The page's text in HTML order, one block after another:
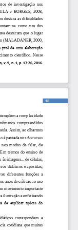
v. 9, n. 1, p. 17-26, 2016.
de  investigação  nos
e  BORGES,  2008,
destaca as dificuldades
-na  como  um  dos
destacam que o lugar
(MALADANER, 2000,
de uma elaboração
científico.  Nesse
18
a complexidade
compreendidos
Assim, ao olharmos
é pautada nos discursos
nos  modos  de  falar,  de
termos  do  ensino  de
às imagens... de células,
didáticos e apostilas,
ter  diferentes funções  a
anos de críticas ao uso
movimento importante
ilustração e enfatizando
de explicar típicas do
correspondem  a
cotidiana  que  muitas